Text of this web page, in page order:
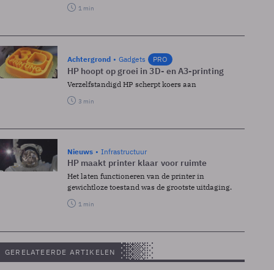
1 min
Achtergrond Gadgets PRO
HP hoopt op groei in 3D- en A3-printing
Verzelfstandigd HP scherpt koers aan
3 min
Nieuws Infrastructuur
HP maakt printer klaar voor ruimte
Het laten functioneren van de printer in
gewichtloze toestand was de grootste uitdaging.
1 min
GERELATEERDE ARTIKELEN